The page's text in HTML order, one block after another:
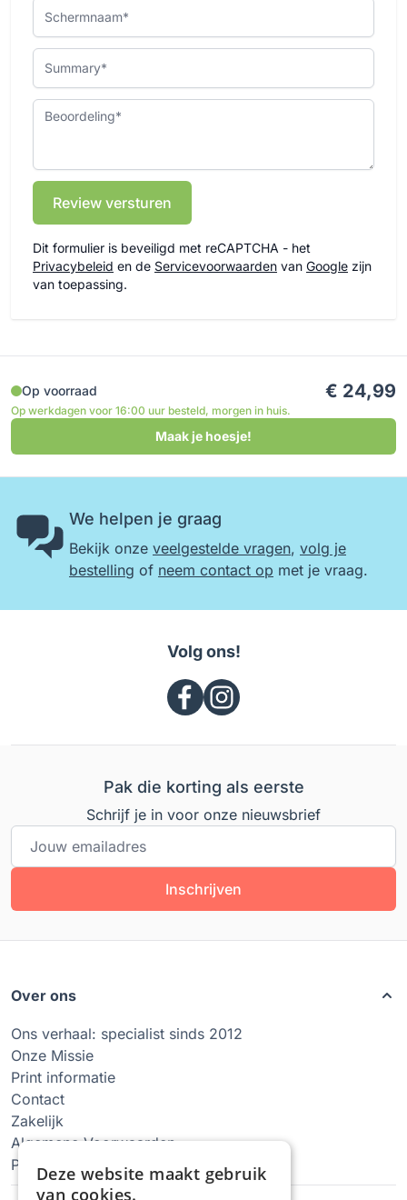
Schermnaam
Summary
Beoordeling
Review versturen
Dit formulier is beveiligd met reCAPTCHA - het
Privacybeleid en de Servicevoorwaarden van Google zijn
van toepassing.
Op voorraad € 24,99
Op werkdagen voor 16:00 uur besteld, morgen in huis.
Maak je hoesje!
We helpen je graag
Bekijk onze veelgestelde vragen, volg je
bestelling of neem contact op met je vraag.
Volg ons!
Pak die korting als eerste
Schrijf je in voor onze nieuwsbrief
E-mailadres
Inschrijven
Over ons
Ons verhaal: specialist sinds 2012
Onze Missie
Print informatie
Contact
Zakelijk
Algemene Voorwaarden
Privacy Policy